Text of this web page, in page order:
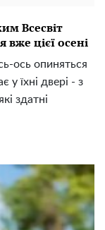
Всесвіт
вже цієї осені
ось опиняться
у їхні двері - з
здатні